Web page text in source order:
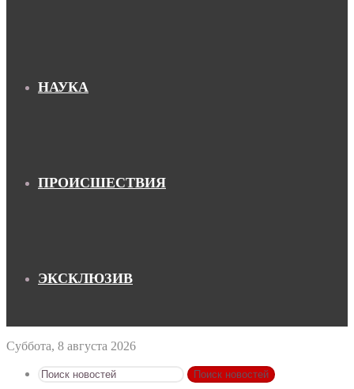
НАУКА
ПРОИСШЕСТВИЯ
ЭКСКЛЮЗИВ
Суббота, 8 августа 2026
Поиск новостей